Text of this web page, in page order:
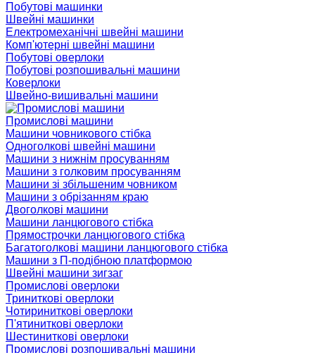
Побутові машинки
Швейні машинки
Електромеханічні швейні машини
Комп'ютерні швейні машини
Побутові оверлоки
Побутові розпошивальні машини
Коверлоки
Швейно-вишивальні машини
Промислові машини
Машини човникового стібка
Одноголкові швейні машини
Машини з нижнім просуванням
Машини з голковим просуванням
Машини зі збільшеним човником
Машини з обрізанням краю
Двоголкові машини
Машини ланцюгового стібка
Прямострочки ланцюгового стібка
Багатоголкові машини ланцюгового стібка
Машини з П-подібною платформою
Швейні машини зигзаг
Промислові оверлоки
Триниткові оверлоки
Чотириниткові оверлоки
П'ятиниткові оверлоки
Шестиниткові оверлоки
Промислові розпошивальні машини